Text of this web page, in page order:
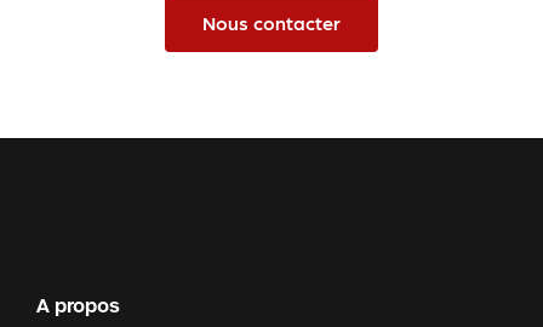
Nous contacter
A propos